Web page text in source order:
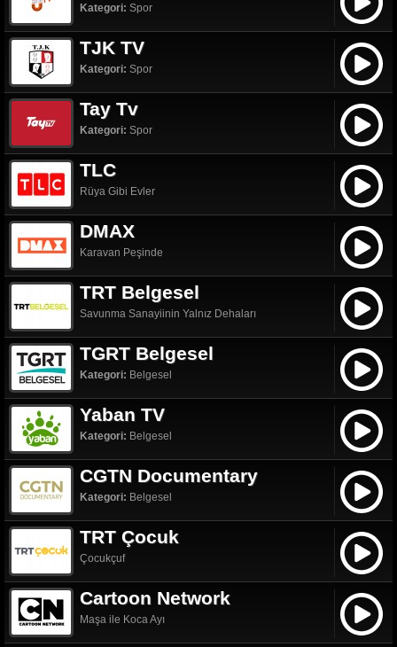
Kategori: Spor
TJK TV
Kategori: Spor
Tay Tv
Kategori: Spor
TLC
Rüya Gibi Evler
DMAX
Karavan Peşinde
TRT Belgesel
Savunma Sanayiinin Yalnız Dehaları
TGRT Belgesel
Kategori: Belgesel
Yaban TV
Kategori: Belgesel
CGTN Documentary
Kategori: Belgesel
TRT Çocuk
Çocukçuf
Cartoon Network
Maşa ile Koca Ayı